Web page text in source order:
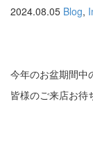
2024.08.05 Blog,
今年のお盆期間中
皆様のご来店お待